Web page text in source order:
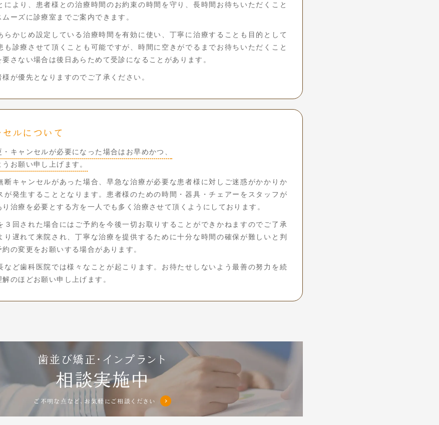
により、患者様との治療時間のお約束の時間を守り、長時間お待ちいただくこと
ーズに診療室までご案内できます。
らかじめ設定している治療時間を有効に使い、丁寧に治療することも目的として
も診療させて頂くことも可能ですが、時間に空きがでるまでお待ちいただくこと
さない場合は後日あらためて受診になることがあります。
が優先となりますのでご了承ください。
セルについて
キャンセルが必要になった場合はお早めかつ、
お願い申し上げます。
断キャンセルがあった場合、早急な治療が必要な患者様に対しご迷惑がかかりか
が発生することとなります。患者様のための時間・器具・チェアーをスタッフが
治療を必要とする方を一人でも多く治療させて頂くようにしております。
３回された場合にはご予約を今後一切お取りすることができかねますのでご了承
り遅れて来院され、丁寧な治療を提供するために十分な時間の確保が難しいと判
の変更をお願いする場合があります。
など歯科医院では様々なことが起こります。お待たせしないよう最善の努力を続
のほどお願い申し上げます。
歯並び矯正・ インプラント
相談実施中
ご不明な点など、お気軽にご相談ください